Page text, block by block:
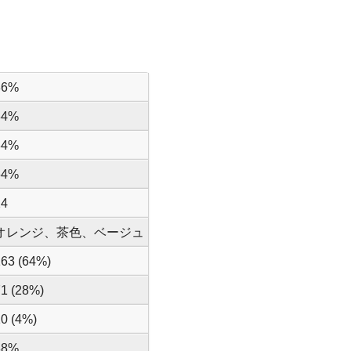
レンジ、茶色、ベージュ
(64%)
(28%)
(4%)